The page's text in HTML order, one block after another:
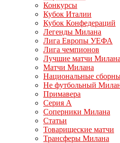
Конкурсы
Кубок Италии
Кубок Конфедераций
Легенды Милана
Лига Европы УЕФА
Лига чемпионов
Лучшие матчи Милана
Матчи Милана
Национальные
Не футбольный
Примавера
Серия А
Соперники Милана
Статьи
Товарищеские матчи
Трансферы Милана